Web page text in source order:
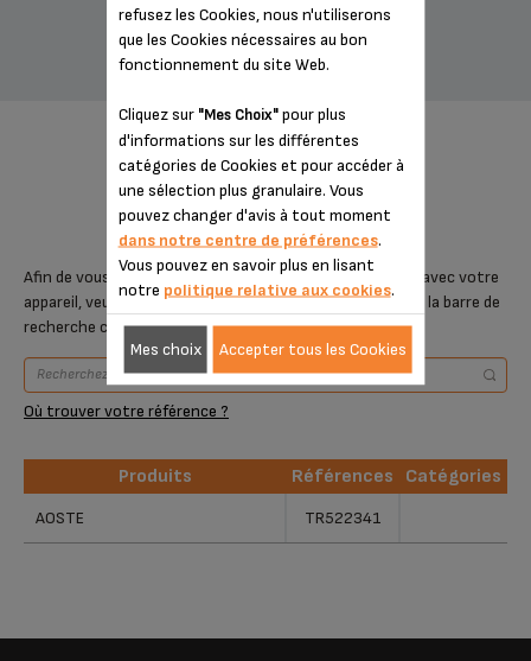
CONÇU POUR 1 PRODUIT(S)
Afin de vous assurer que cet article est bien compatible avec votre
appareil, veuillez saisir la référence de votre produit dans la barre de
recherche ci-dessous ou vous référer au tableau
Où trouver votre référence ?
Produits Références
Catégories
AOSTE TR522341
refusez les Cookies, nous n'utiliserons
que les Cookies nécessaires au bon
fonctionnement du site Web.
Cliquez sur "Mes Choix"pour plus
d'informations sur les différentes
catégories de Cookies et pour accéder à
une sélection plus granulaire. Vous
pouvez changer d'avis à tout moment
dans notre centre de préférences.
Vous pouvez en savoir plus en lisant
notre politique relative aux cookies.
Mes choix Accepter tous les Cookies